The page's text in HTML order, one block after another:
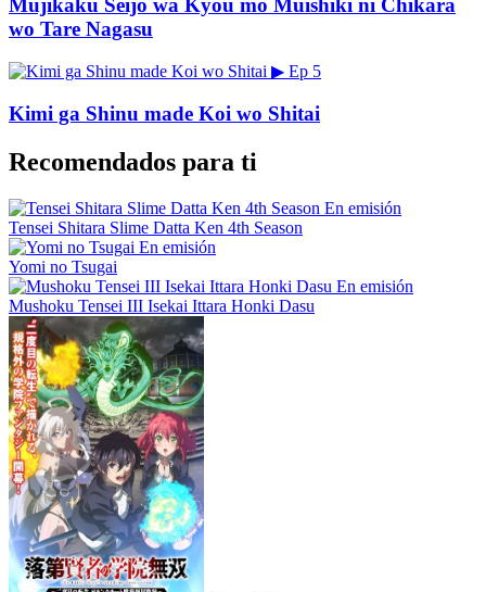
Mujikaku Seijo wa Kyou mo Muishiki ni Chikara
wo Tare Nagasu
▶ Ep 5
Kimi ga Shinu made Koi wo Shitai
Recomendados para ti
En emisión
Tensei Shitara Slime Datta Ken 4th Season
En emisión
Yomi no Tsugai
En emisión
Mushoku Tensei III Isekai Ittara Honki Dasu